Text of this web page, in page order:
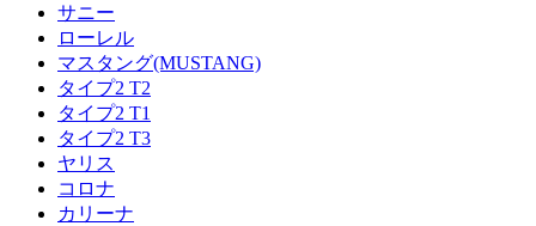
サニー
ローレル
マスタング(MUSTANG)
タイプ2 T2
タイプ2 T1
タイプ2 T3
ヤリス
コロナ
カリーナ